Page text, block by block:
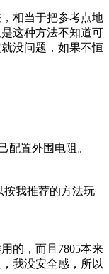
相当于把参考点地
这种方法不知道可
没问题，如果不恒
配置外围电阻。
按我推荐的方法玩
的，而且7805本来
我没安全感，所以